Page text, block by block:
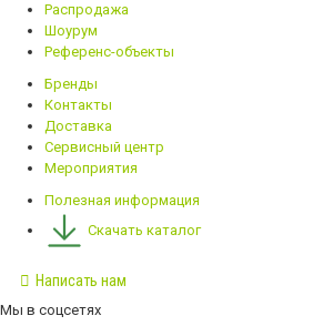
Распродажа
Шоурум
Референс-объекты
Бренды
Контакты
Доставка
Сервисный центр
Мероприятия
Полезная информация
Скачать каталог
Написать нам
Мы в соцсетях